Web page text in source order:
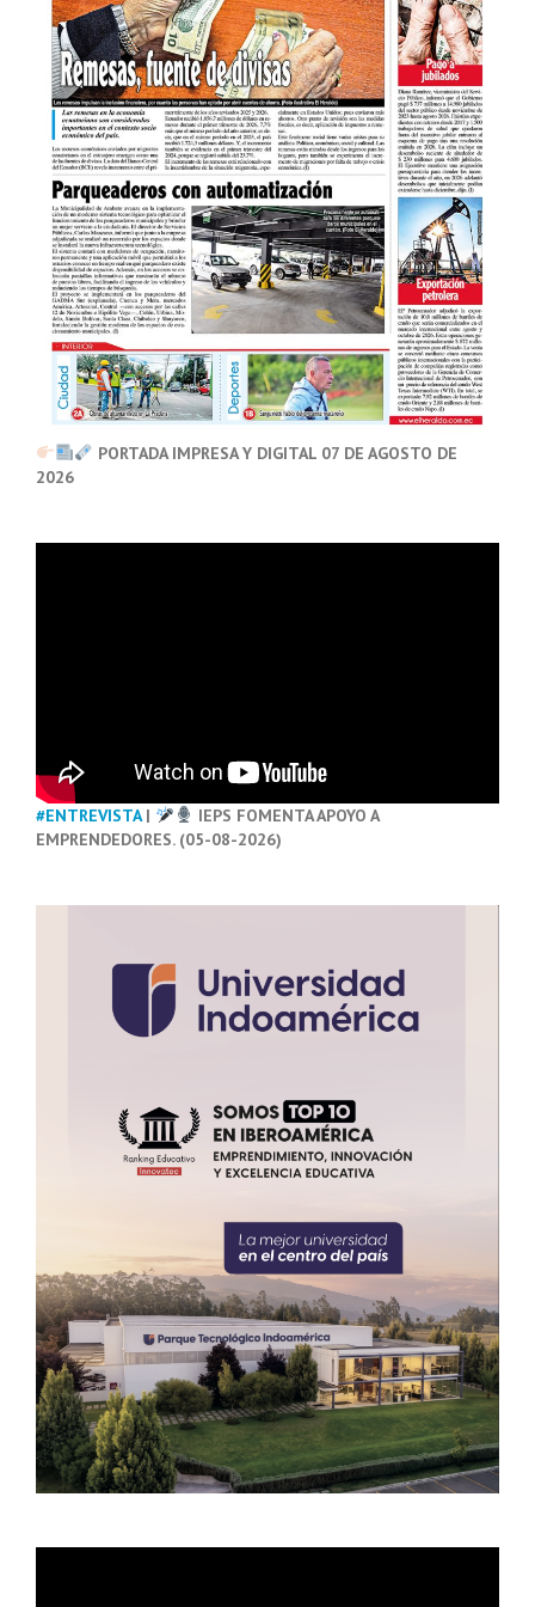
PORTADA IMPRESA Y DIGITAL 07 DE AGOSTO DE
2026
#ENTREVISTA|
IEPS FOMENTA APOYO A
EMPRENDEDORES. (05-08-2026)